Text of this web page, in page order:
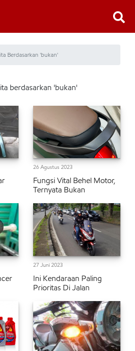
Berdasarkan 'bukan'
berdasarkan 'bukan'
26 Agustus 2023
Fungsi Vital Behel Motor,
Ternyata Bukan
27 Juni 2023
Ini Kendaraan Paling
Prioritas Di Jalan